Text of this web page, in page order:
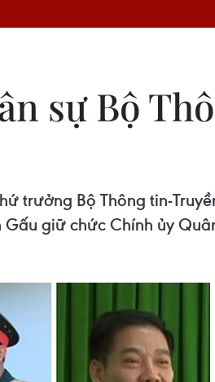
sự Bộ
trưởng Bộ Thông tin-
giữ chức Chính ủy